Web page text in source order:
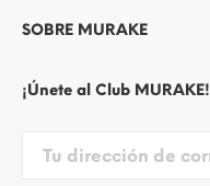
SOBRE MURAKE
¡Únete al Club MURAKE!